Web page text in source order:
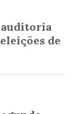
auditoria
de